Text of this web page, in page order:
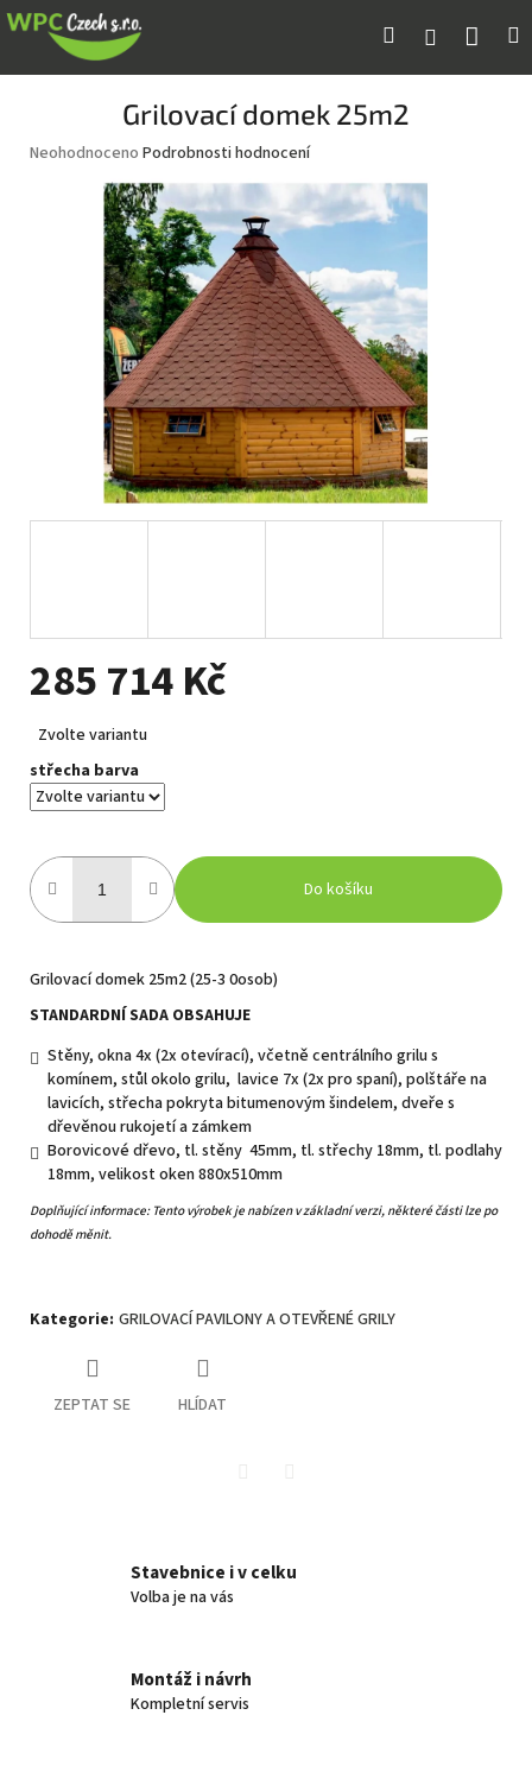
Přejít
na
Hledat Přihlášení
Grilovací domek 25m2
Průměrné
hvězdiček.
Neohodnoceno Podrobnosti hodnocení
285 714 Kč
cena:
Zvolte variantu
střecha barva
Do košíku
Grilovací domek 25m2 (25-3 0osob)
STANDARDNÍ SADA OBSAHUJE
Stěny, okna 4x (2x otevírací), včetně centrálního grilu s
komínem, stůl okolo grilu, lavice 7x (2x pro spaní), polštáře na
lavicích, střecha pokryta bitumenovým šindelem, dveře s
dřevěnou rukojetí a zámkem
Borovicové dřevo, tl. stěny 45mm, tl. střechy 18mm, tl. podlahy
18mm, velikost oken 880x510mm
Doplňující informace: Tento výrobek je nabízen v základní verzi, některé části lze po
dohodě měnit.
Kategorie: GRILOVACÍ PAVILONY A OTEVŘENÉ GRILY
ZEPTAT SE HLÍDAT
Stavebnice i v celku
Volba je na vás
Montáž i návrh
Kompletní servis